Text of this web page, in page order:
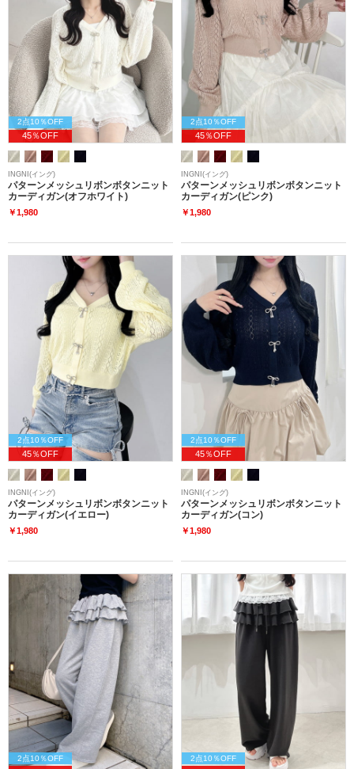
2点10％OFF
45％OFF
INGNI(イング)
パターンメッシュリボンボタンニット
カーディガン(オフホワイト)
￥1,980
2点10％OFF
45％OFF
INGNI(イング)
パターンメッシュリボンボタンニット
カーディガン(ピンク)
￥1,980
2点10％OFF
45％OFF
INGNI(イング)
パターンメッシュリボンボタンニット
カーディガン(イエロー)
￥1,980
2点10％OFF
45％OFF
INGNI(イング)
パターンメッシュリボンボタンニット
カーディガン(コン)
￥1,980
2点10％OFF 2点10％OFF